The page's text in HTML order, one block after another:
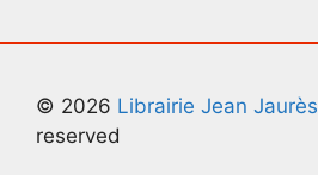
© 2026 Librairie Jean Jaurès
reserved